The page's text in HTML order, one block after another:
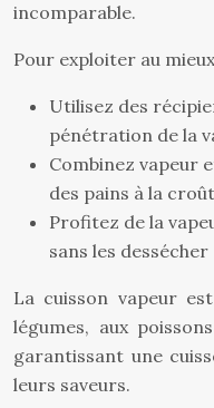
incomparable.
Pour exploiter au
Utilisez des
pénétration de la
Combinez vapeur
des pains à la
Profitez de la
sans les dessécher
La cuisson vapeur
légumes, aux
garantissant une
leurs saveurs.